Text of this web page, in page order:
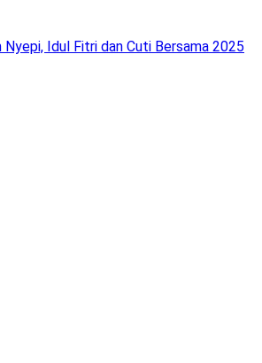
Idul Fitri dan Cuti Bersama 2025